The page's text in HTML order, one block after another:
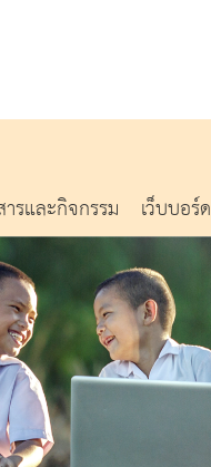
รและกิจกรรม เว็บบอร์ด